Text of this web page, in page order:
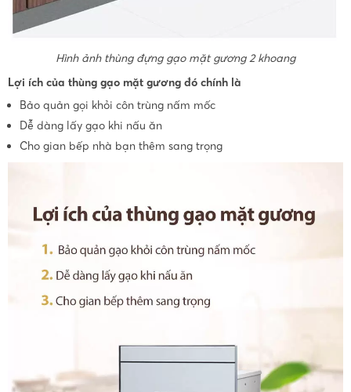
Hình ảnh thùng đựng gạo mặt gương 2 khoang
Lợi ích của thùng gạo mặt gương đó chính là
Bảo quản gọi khỏi côn trùng nấm mốc
Dễ dàng lấy gạo khi nấu ăn
Cho gian bếp nhà bạn thêm sang trọng